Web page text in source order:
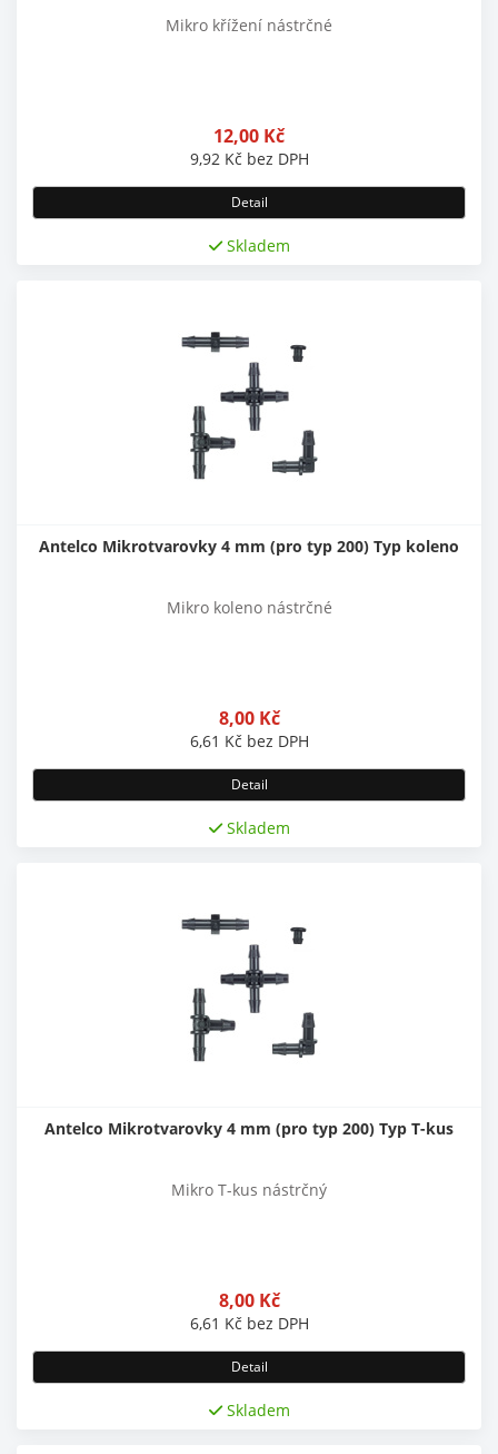
Mikro křížení nástrčné
12,00 Kč
9,92 Kč bez DPH
Detail
Skladem
Antelco Mikrotvarovky 4 mm (pro typ 200) Typ koleno
Mikro koleno nástrčné
8,00 Kč
6,61 Kč bez DPH
Detail
Skladem
Antelco Mikrotvarovky 4 mm (pro typ 200) Typ T-kus
Mikro T-kus nástrčný
8,00 Kč
6,61 Kč bez DPH
Detail
Skladem